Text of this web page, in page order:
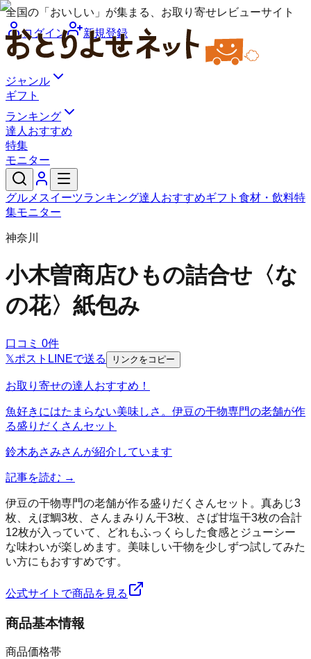
全国の「おいしい」が集まる、お取り寄せレビューサイト
ログイン
新規登録
ジャンル
ギフト
ランキング
達人おすすめ
特集
モニター
グルメ スイーツランキング達人おすすめギフト 食材・飲料特
集モニター
神奈川
小木曽商店ひもの詰合せ〈な
の花〉紙包み
口コミ 0件
𝕏ポスト LINEで送る リンクをコピー
お取り寄せの達人おすすめ！
魚好きにはたまらない美味しさ。伊豆の干物専門の老舗が作
る盛りだくさんセット
鈴木あさみさんが紹介しています
記事を読む →
伊豆の干物専門の老舗が作る盛りだくさんセット。真あじ3
枚、えぼ鯛3枚、さんまみりん干3枚、さば甘塩干3枚の合計
12枚が入っていて、どれもふっくらした食感とジューシー
な味わいが楽しめます。美味しい干物を少しずつ試してみた
い方にもおすすめです。
公式サイトで商品を見る
商品基本情報
商品価格帯